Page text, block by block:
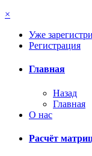
×
Уже
Регистрация
Главная
Назад
Главная
О нас
Расчёт